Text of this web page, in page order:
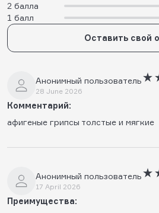
2 балла
1 балл
Оставить свой
Анонимный пользователь
28 June 2026
Комментарий:
афигеные грипсы толстые и мягкие
Анонимный пользователь
17 April 2026
Преимущества: